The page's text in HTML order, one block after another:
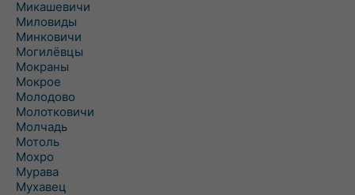
Микашевичи
Миловиды
Минковичи
Могилёвцы
Мокраны
Мокрое
Молодово
Молотковичи
Молчадь
Мотоль
Мохро
Мурава
Мухавец